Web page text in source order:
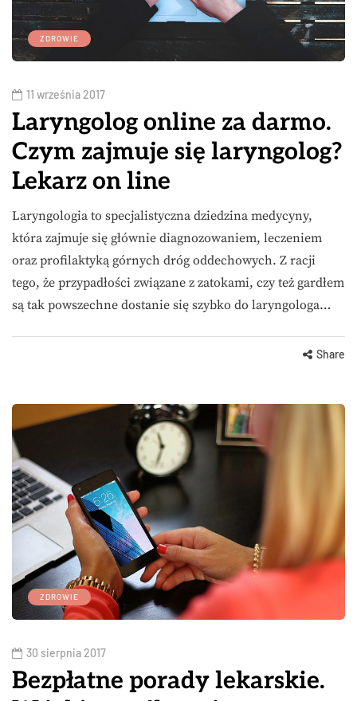
ZDROWIE
11 września 2017
Laryngolog online za darmo.
Czym zajmuje się laryngolog?
Lekarz on line
Laryngologia to specjalistyczna dziedzina medycyny,
która zajmuje się głównie diagnozowaniem, leczeniem
oraz profilaktyką górnych dróg oddechowych. Z racji
tego, że przypadłości związane z zatokami, czy też gardłem
są tak powszechne dostanie się szybko do laryngologa…
Share
ZDROWIE
30 sierpnia 2017
Bezpłatne porady lekarskie.